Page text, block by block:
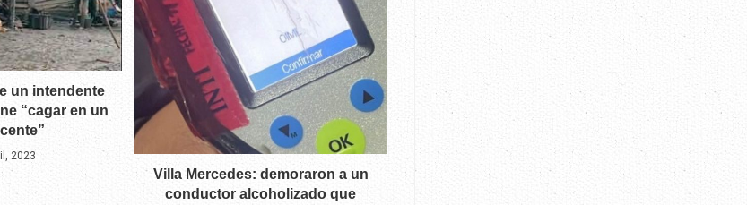
un intendente
“cagar en un
2023
Villa Mercedes: demoraron a un
conductor alcoholizado que